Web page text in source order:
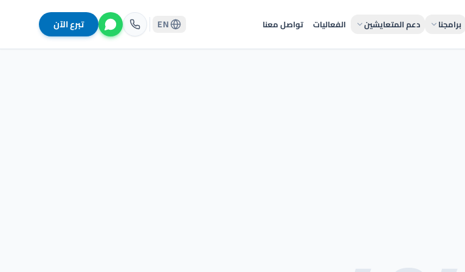
برامجنا دعم المتعايشين الفعاليات تواصل معنا EN تبرع الآن